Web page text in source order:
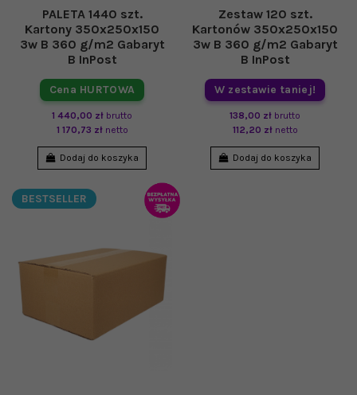
PALETA 1440 szt.
Kartony 350x250x150
3w B 360 g/m2 Gabaryt
B InPost
Cena HURTOWA
1 440,00 zł brutto
1 170,73 zł netto
Dodaj do koszyka
Zestaw 120 szt.
Kartonów 350x250x150
3w B 360 g/m2 Gabaryt
B InPost
W zestawie taniej!
138,00 zł brutto
112,20 zł netto
Dodaj do koszyka
BESTSELLER